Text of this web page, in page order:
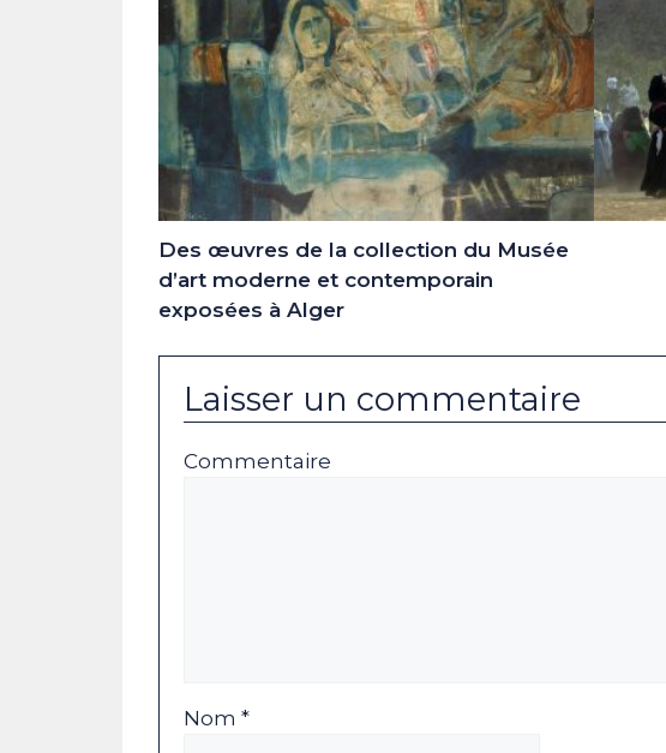
Des œuvres de la collection du Musée
d’art moderne et contemporain
exposées à Alger
Laisser un commentaire
Commentaire
Nom *